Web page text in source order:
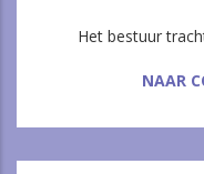
Het bestuur
NAAR